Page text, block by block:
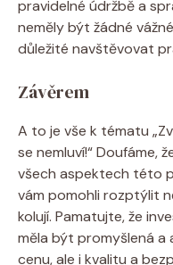
pravidelné údržbě a
neměly být žádné
důležité navštěvovat
Závěrem
A to je vše k tématu
se nemluví!“ Doufáme,
všech aspektech této
vám pomohli rozptýlit
kolují. Pamatujte, že
měla být promyšlená a
cenu, ale i kvalitu a